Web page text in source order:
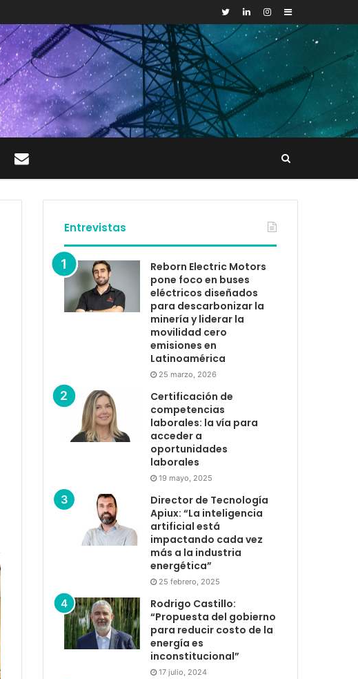
Sidebar
Entrevistas
Reborn Electric Motors
pone foco en buses
eléctricos diseñados
para descarbonizar la
minería y liderar la
movilidad cero
emisiones en
Latinoamérica
25 marzo, 2026
Certificación de
competencias
laborales: la vía para
acceder a
oportunidades
laborales
19 mayo, 2025
Director de Tecnología
Apiux: “La inteligencia
artificial está
impactando cada vez
más a la industria
energética”
25 febrero, 2025
Rodrigo Castillo:
“Propuesta del gobierno
para reducir costo de la
energía es
inconstitucional”
17 julio, 2024